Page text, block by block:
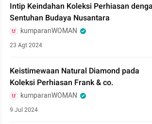
Intip Keindahan Koleksi Perhiasan
Sentuhan Budaya Nusantara
kumparanWOMAN
23 Agt 2024
Keistimewaan Natural Diamond pada
Koleksi Perhiasan Frank & co.
kumparanWOMAN
9 Jul 2024